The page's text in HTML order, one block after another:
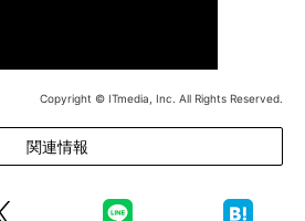
Copyright © ITmedia, Inc. All Rights Reserved.
関連情報